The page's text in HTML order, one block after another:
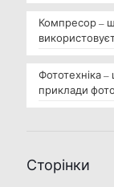
Компресор –
Фототехніка
приклади
Сторінки